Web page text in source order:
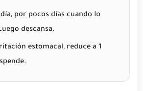
día, por pocos días cuando lo
descansa.
estomacal, reduce a 1